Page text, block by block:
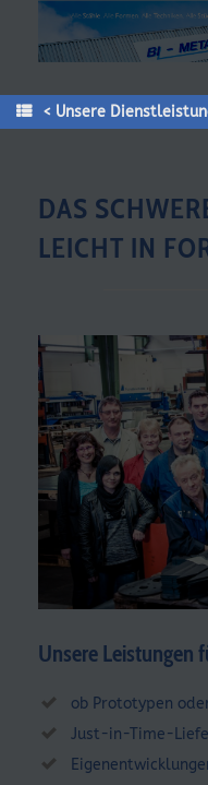
< Unsere
DAS
LEICHT IN
Unsere Leistungen
ob Prototypen
Just-in-Time-